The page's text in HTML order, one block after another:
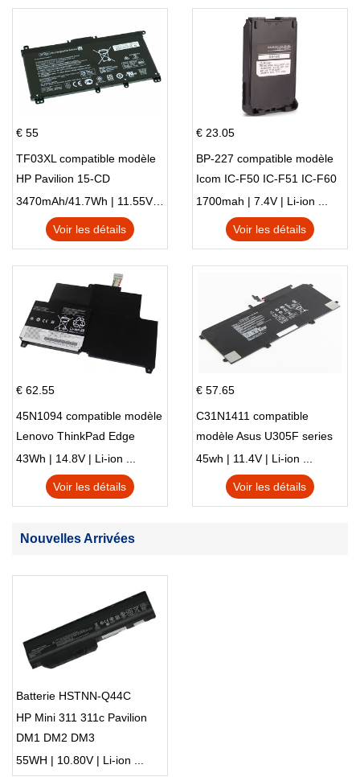
€ 55
TF03XL compatible modèle
HP Pavilion 15-CD
3470mAh/41.7Wh | 11.55V | Li-ion ...
Voir les détails
€ 23.05
BP-227 compatible modèle
Icom IC-F50 IC-F51 IC-F60
IC-F61 IC-M87
1700mah | 7.4V | Li-ion ...
Voir les détails
€ 62.55
45N1094 compatible modèle
Lenovo ThinkPad Edge
S230u Twist
43Wh | 14.8V | Li-ion ...
Voir les détails
€ 57.65
C31N1411 compatible
modèle Asus U305F series
45wh | 11.4V | Li-ion ...
Voir les détails
Nouvelles Arrivées
Batterie HSTNN-Q44C
HP Mini 311 311c Pavilion
DM1 DM2 DM3
Entertainment PC
55WH | 10.80V | Li-ion ...